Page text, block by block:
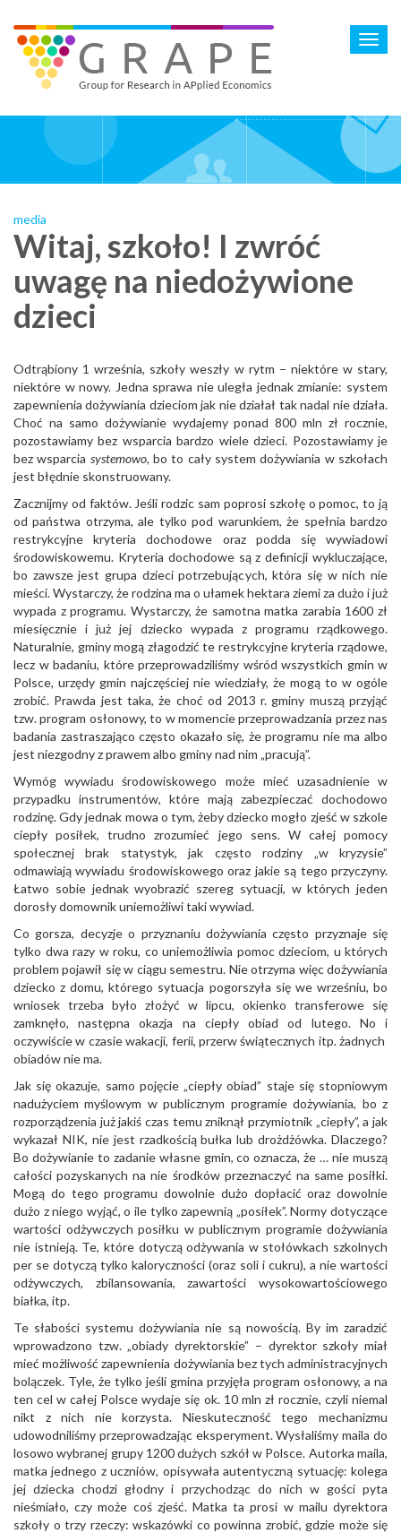
main
content
media
Witaj, szkoło! I zwróć
uwagę na niedożywione
dzieci
Odtrąbiony 1 września, szkoły weszły w rytm – niektóre w stary,
niektóre w nowy. Jedna sprawa nie uległa jednak zmianie: system
zapewnienia dożywiania dzieciom jak nie działał tak nadal nie działa.
Choć na samo dożywianie wydajemy ponad 800 mln zł rocznie,
pozostawiamy bez wsparcia bardzo wiele dzieci. Pozostawiamy je
bez wsparcia systemowo, bo to cały system dożywiania w szkołach
jest błędnie skonstruowany.
Zacznijmy od faktów. Jeśli rodzic sam poprosi szkołę o pomoc, to ją
od państwa otrzyma, ale tylko pod warunkiem, że spełnia bardzo
restrykcyjne kryteria dochodowe oraz podda się wywiadowi
środowiskowemu. Kryteria dochodowe są z definicji wykluczające,
bo zawsze jest grupa dzieci potrzebujących, która się w nich nie
mieści. Wystarczy, że rodzina ma o ułamek hektara ziemi za dużo i już
wypada z programu. Wystarczy, że samotna matka zarabia 1600 zł
miesięcznie i już jej dziecko wypada z programu rządkowego.
Naturalnie, gminy mogą złagodzić te restrykcyjne kryteria rządowe,
lecz w badaniu, które przeprowadziliśmy wśród wszystkich gmin w
Polsce, urzędy gmin najczęściej nie wiedziały, że mogą to w ogóle
zrobić. Prawda jest taka, że choć od 2013 r. gminy muszą przyjąć
tzw. program osłonowy, to w momencie przeprowadzania przez nas
badania zastraszająco często okazało się, że programu nie ma albo
jest niezgodny z prawem albo gminy nad nim „pracują”.
Wymóg wywiadu środowiskowego może mieć uzasadnienie w
przypadku instrumentów, które mają zabezpieczać dochodowo
rodzinę. Gdy jednak mowa o tym, żeby dziecko mogło zjeść w szkole
ciepły posiłek, trudno zrozumieć jego sens. W całej pomocy
społecznej brak statystyk, jak często rodziny „w kryzysie”
odmawiają wywiadu środowiskowego oraz jakie są tego przyczyny.
Łatwo sobie jednak wyobrazić szereg sytuacji, w których jeden
dorosły domownik uniemożliwi taki wywiad.
Co gorsza, decyzje o przyznaniu dożywiania często przyznaje się
tylko dwa razy w roku, co uniemożliwia pomoc dzieciom, u których
problem pojawił się w ciągu semestru. Nie otrzyma więc dożywiania
dziecko z domu, którego sytuacja pogorszyła się we wrześniu, bo
wniosek trzeba było złożyć w lipcu, okienko transferowe się
zamknęło, następna okazja na ciepły obiad od lutego. No i
oczywiście w czasie wakacji, ferii, przerw świątecznych itp. żadnych
obiadów nie ma.
Jak się okazuje, samo pojęcie „ciepły obiad” staje się stopniowym
nadużyciem myślowym w publicznym programie dożywiania, bo z
rozporządzenia już jakiś czas temu zniknął przymiotnik „ciepły”, a jak
wykazał NIK, nie jest rzadkością bułka lub drożdżówka. Dlaczego?
Bo dożywianie to zadanie własne gmin, co oznacza, że … nie muszą
całości pozyskanych na nie środków przeznaczyć na same posiłki.
Mogą do tego programu dowolnie dużo dopłacić oraz dowolnie
dużo z niego wyjąć, o ile tylko zapewnią „posiłek”. Normy dotyczące
wartości odżywczych posiłku w publicznym programie dożywiania
nie istnieją. Te, które dotyczą odżywania w stołówkach szkolnych
per se dotyczą tylko kaloryczności (oraz soli i cukru), a nie wartości
odżywczych, zbilansowania, zawartości wysokowartościowego
białka, itp.
Te słabości systemu dożywiania nie są nowością. By im zaradzić
wprowadzono tzw. „obiady dyrektorskie” – dyrektor szkoły miał
mieć możliwość zapewnienia dożywiania bez tych administracyjnych
bolączek. Tyle, że tylko jeśli gmina przyjęła program osłonowy, a na
ten cel w całej Polsce wydaje się ok. 10 mln zł rocznie, czyli niemal
nikt z nich nie korzysta. Nieskuteczność tego mechanizmu
udowodniliśmy przeprowadzając eksperyment. Wysłaliśmy maila do
losowo wybranej grupy 1200 dużych szkół w Polsce. Autorka maila,
matka jednego z uczniów, opisywała autentyczną sytuację: kolega
jej dziecka chodzi głodny i przychodząc do nich w gości pyta
nieśmiało, czy może coś zjeść. Matka ta prosi w mailu dyrektora
szkoły o trzy rzeczy: wskazówki co powinna zrobić, gdzie może się